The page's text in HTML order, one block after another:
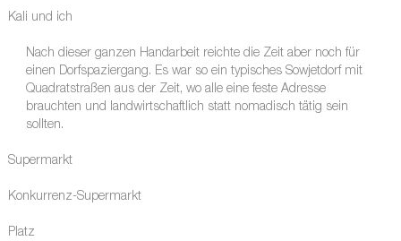
Kali und ich
Nach dieser ganzen Handarbeit reichte die Zeit aber noch für
einen Dorfspaziergang. Es war so ein typisches Sowjetdorf mit
Quadratstraßen aus der Zeit, wo alle eine feste Adresse
brauchten und landwirtschaftlich statt nomadisch tätig sein
sollten.
Supermarkt
Konkurrenz-Supermarkt
Platz